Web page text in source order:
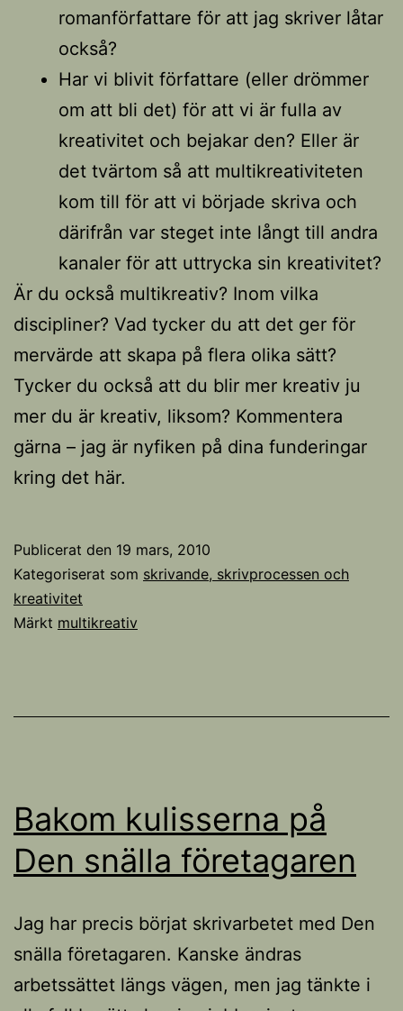
romanförfattare för att jag skriver låtar
också?
Har vi blivit författare (eller drömmer
om att bli det) för att vi är fulla av
kreativitet och bejakar den? Eller är
det tvärtom så att multikreativiteten
kom till för att vi började skriva och
därifrån var steget inte långt till andra
kanaler för att uttrycka sin kreativitet?
Är du också multikreativ? Inom vilka
discipliner? Vad tycker du att det ger för
mervärde att skapa på flera olika sätt?
Tycker du också att du blir mer kreativ ju
mer du är kreativ, liksom? Kommentera
gärna – jag är nyfiken på dina funderingar
kring det här.
Publicerat den 19 mars, 2010
Kategoriserat som skrivande, skrivprocessen och
kreativitet
Märkt multikreativ
Bakom kulisserna på
Den snälla företagaren
Jag har precis börjat skrivarbetet med Den
snälla företagaren. Kanske ändras
arbetssättet längs vägen, men jag tänkte i